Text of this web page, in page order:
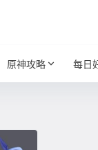
原神攻略 每日